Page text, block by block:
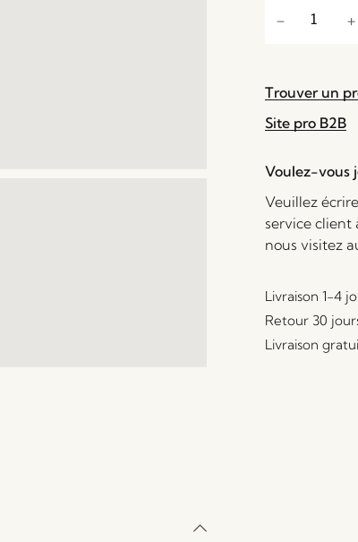
Trouver un
Site pro B2B
Voulez-vous
Veuillez
service client
nous visitez
Livraison 1-4
Retour 30
Livraison